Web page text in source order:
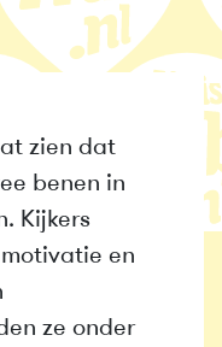
zien dat
benen in
Kijkers
en
ze onder